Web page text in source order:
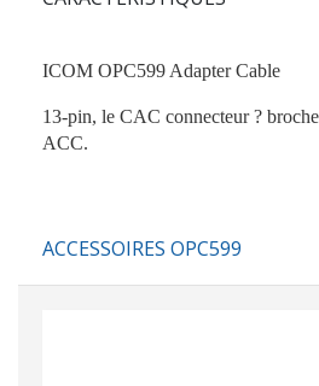
ICOM OPC599 Adapter Cable
13-pin, le CAC connecteur ?
ACC.
ACCESSOIRES OPC599